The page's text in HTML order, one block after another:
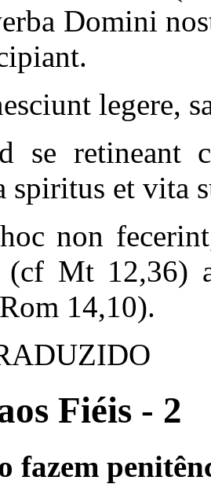
Domini
legere,
se retineant
spiritus et vita
non
Mt 12,36)
14,10).
Fiéis - 2
fazem